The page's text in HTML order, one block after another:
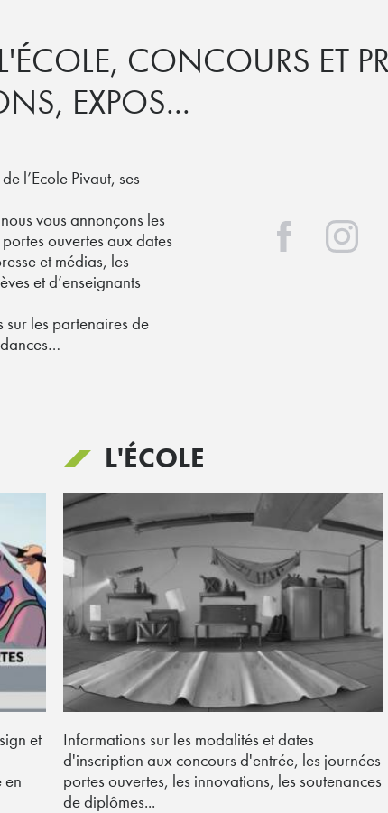
CONCOURS ET
EXPOS...
l’Ecole Pivaut, ses
vous annonçons les
ouvertes aux dates
et médias, les
et d’enseignants
sur les partenaires de
et
en
L'ÉCOLE
Informations sur les modalités et dates
d'inscription aux concours d'entrée, les journées
portes ouvertes, les innovations, les soutenances
de diplômes...